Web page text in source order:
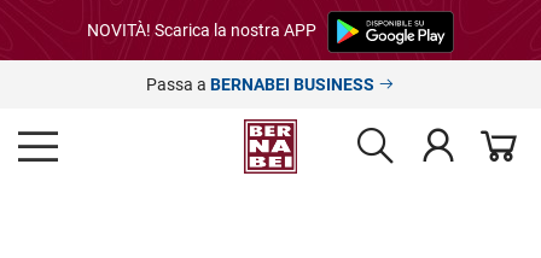
NOVITÀ! Scarica la nostra APP
Passa a BERNABEI BUSINESS